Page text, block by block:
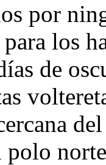
por
los
de
polo